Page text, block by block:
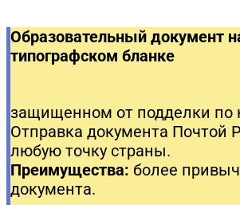
Образовательный документ
типографском бланке
защищенном от подделки по
Отправка документа Почтой
любую точку страны.
Преимущества: более
документа.